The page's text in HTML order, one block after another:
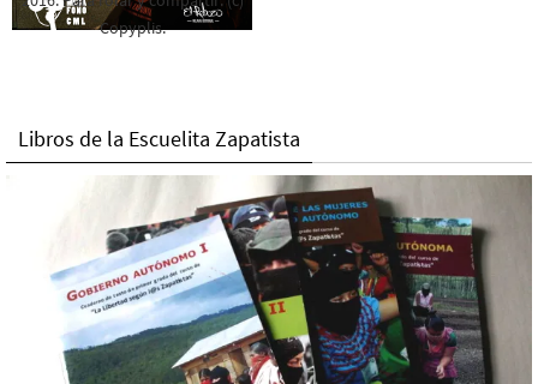
Copyplis.
Libros de la Escuelita Zapatista